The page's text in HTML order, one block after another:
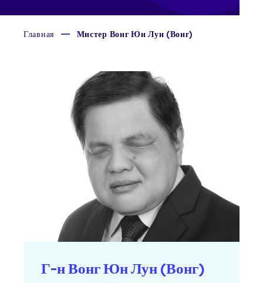
Главная Мистер Вонг Юн Лун (Вонг)
Г-н Вонг Юн Лун (Вонг)